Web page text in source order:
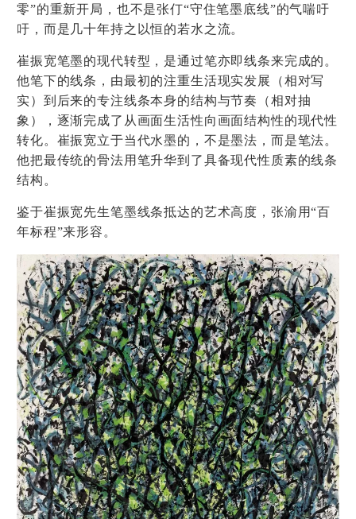
零”的重新开局，也不是张仃“守住笔墨底线”的气喘吁
吁，而是几十年持之以恒的若水之流。
崔振宽笔墨的现代转型，是通过笔亦即线条来完成的。
他笔下的线条，由最初的注重生活现实发展（相对写
实）到后来的专注线条本身的结构与节奏（相对抽
象），逐渐完成了从画面生活性向画面结构性的现代性
转化。崔振宽立于当代水墨的，不是墨法，而是笔法。
他把最传统的骨法用笔升华到了具备现代性质素的线条
结构。
鉴于崔振宽先生笔墨线条抵达的艺术高度，张渝用“百
年标程”来形容。